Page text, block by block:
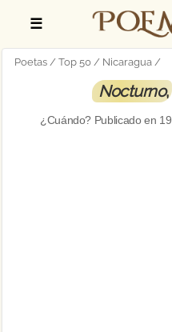
☰
Poetas Top 50 Nicaragua
Nocturno
¿Cuándo? Publicado en